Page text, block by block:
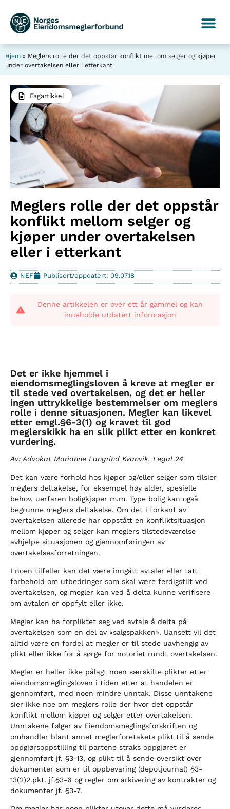
Hjem » Meglers rolle der det oppstår konflikt mellom selger og kjøper
under overtakelsen eller i etterkant
Fagartikkel
Meglers rolle der det oppstår
konflikt mellom selger og
kjøper under overtakelsen
eller i etterkant
NEF Publisert/oppdatert: 09.07.18
Denne artikkelen er over ett år gammel og kan
inneholde utdatert informasjon
Det er ikke hjemmel i
eiendomsmeglingsloven å kreve at megler er
til stede ved overtakelsen, og det er heller
ingen uttrykkelige bestemmelser om meglers
rolle i denne situasjonen. Megler kan likevel
etter emgl.§6-3(1) og kravet til god
meglerskikk ha en slik plikt etter en konkret
vurdering.
Av: Advokat Marianne Langrind Kvanvik, Legal 24
Det kan være forhold hos kjøper og/eller selger som tilsier
meglers deltakelse, for eksempel høy alder, spesielle
behov, uerfaren boligkjøper m.m. Type bolig kan også
begrunne meglers deltakelse. Om det i forkant av
overtakelsen allerede har oppstått en konfliktsituasjon
mellom kjøper og selger kan meglers tilstedeværelse
avhjelpe situasjonen og gjennomføringen av
overtakelsesforretningen.
I noen tilfeller kan det være inngått avtaler eller tatt
forbehold om utbedringer som skal være ferdigstilt ved
overtakelsen, og megler kan ved å delta kunne verifisere
om avtalen er oppfylt eller ikke.
Megler kan ha forpliktet seg ved avtale å delta på
overtakelsen som en del av «salgspakken». Uansett vil det
alltid være en fordel at megler er til stede uavhengig av
plikt eller ikke for å sørge for notoriet rundt overtakelsen.
Megler er heller ikke pålagt noen særskilte plikter etter
eiendomsmeglingsloven i tiden etter at handelen er
gjennomført, med noen mindre unntak. Disse unntakene
sier ikke noe om meglers rolle der hvor det oppstår
konflikt mellom kjøper og selger etter overtakelsen.
Unntakene følger av Eiendomsmeglingsforskriften og
omhandler blant annet meglerforetakets plikt til å sende
oppgjørsoppstilling til partene straks oppgjøret er
gjennomført jf. §3-13, og plikt til å sende oversikt over
dokumenter som er til oppbevaring (depotjournal) §3-
13(2)2.pkt. jf.§3-6 og regler om arkivering av kontrakter og
dokumenter jf. §3-7.